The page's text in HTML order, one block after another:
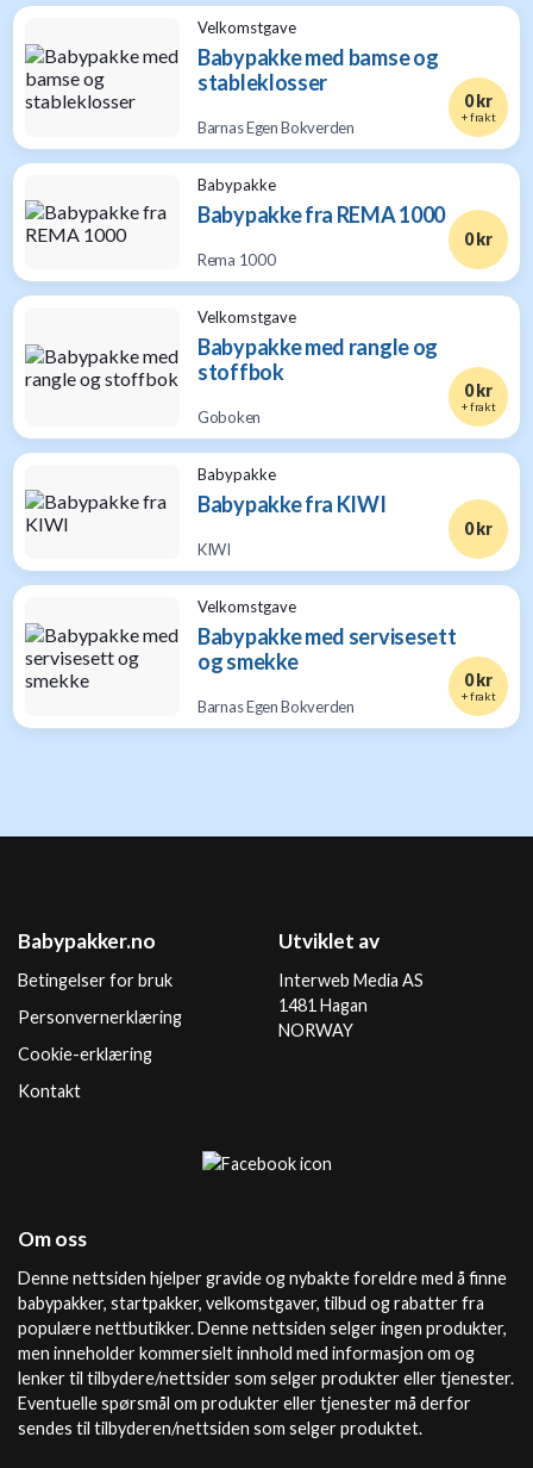
Velkomstgave
Babypakke med bamse og
stableklosser
Barnas Egen Bokverden
0 kr
+ frakt
Babypakke
Babypakke fra REMA 1000
Rema 1000
0 kr
Velkomstgave
Babypakke med rangle og
stoffbok
Goboken
0 kr
+ frakt
Babypakke
Babypakke fra KIWI
KIWI
0 kr
Velkomstgave
Babypakke med servisesett
og smekke
Barnas Egen Bokverden
0 kr
+ frakt
Babypakker.no
Betingelser for bruk
Personvernerklæring
Cookie-erklæring
Kontakt
Utviklet av
Interweb Media AS
1481 Hagan
NORWAY
Om oss
Denne nettsiden hjelper gravide og nybakte foreldre med å finne
babypakker, startpakker, velkomstgaver, tilbud og rabatter fra
populære nettbutikker. Denne nettsiden selger ingen produkter,
men inneholder kommersielt innhold med informasjon om og
lenker til tilbydere/nettsider som selger produkter eller tjenester.
Eventuelle spørsmål om produkter eller tjenester må derfor
sendes til tilbyderen/nettsiden som selger produktet.